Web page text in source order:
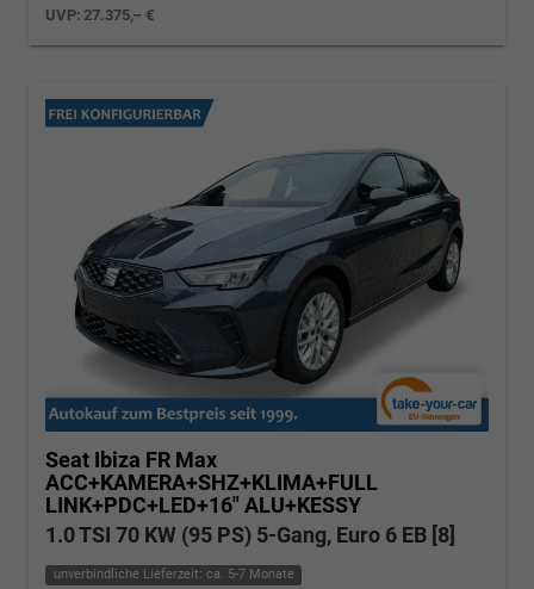
UVP:27.375,– €
Seat Ibiza FR Max
ACC+KAMERA+SHZ+KLIMA+FULL
LINK+PDC+LED+16" ALU+KESSY
1.0 TSI 70 KW (95 PS) 5-Gang, Euro 6 EB [8]
unverbindliche Lieferzeit: ca. 5-7 Monate